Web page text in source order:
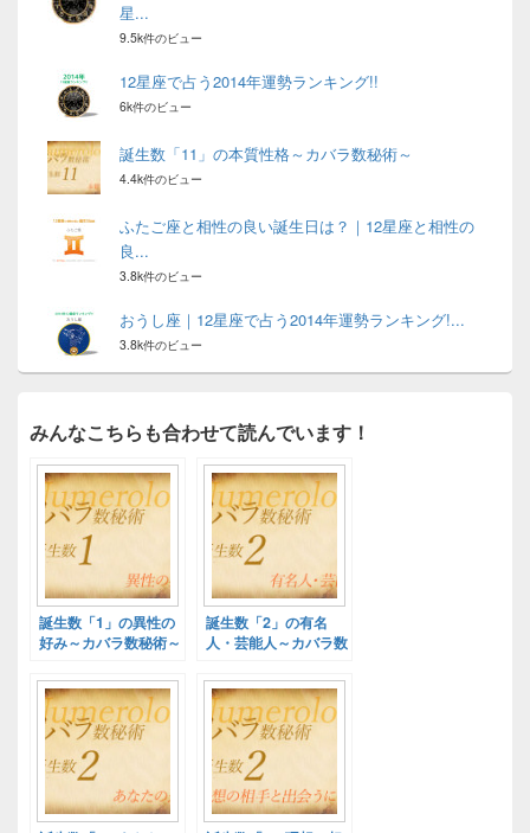
星...
9.5k件のビュー
12星座で占う2014年運勢ランキング!!
6k件のビュー
誕生数「11」の本質性格～カバラ数秘術～
4.4k件のビュー
ふたご座と相性の良い誕生日は？｜12星座と相性の
良...
3.8k件のビュー
おうし座｜12星座で占う2014年運勢ランキング!...
3.8k件のビュー
みんなこちらも合わせて読んでいます！
誕生数「1」の異性の
好み～カバラ数秘術～
誕生数「2」の有名
人・芸能人～カバラ数